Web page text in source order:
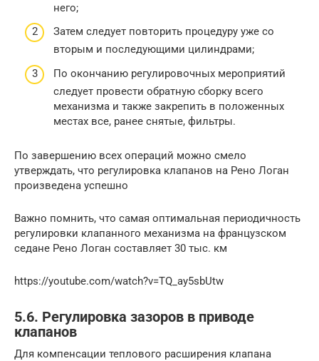
него;
Затем следует повторить процедуру уже со
вторым и последующими цилиндрами;
По окончанию регулировочных мероприятий
следует провести обратную сборку всего
механизма и также закрепить в положенных
местах все, ранее снятые, фильтры.
По завершению всех операций можно смело
утверждать, что регулировка клапанов на Рено Логан
произведена успешно
Важно помнить, что самая оптимальная периодичность
регулировки клапанного механизма на французском
седане Рено Логан составляет 30 тыс. км
https://youtube.com/watch?v=TQ_ay5sbUtw
5.6. Регулировка зазоров в приводе
клапанов
Для компенсации теплового расширения клапана